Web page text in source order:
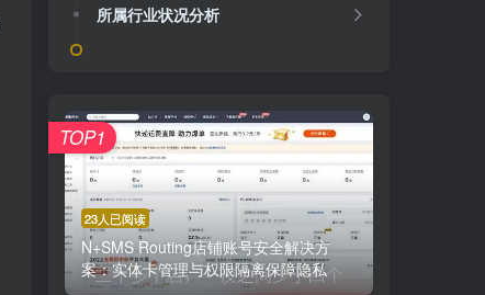
所属行业状况分析
23人已阅读
N+SMS Routing店铺账号安全解决方
案：实体卡管理与权限隔离保障隐私
TOP1